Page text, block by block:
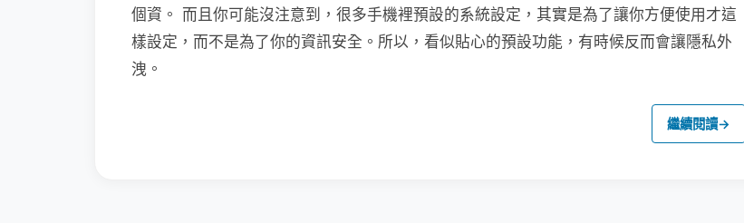
個資。 而且你可能沒注意到，很多手機裡預設的系統設定，其實是為了讓你方便使用才這
樣設定，而不是為了你的資訊安全。所以，看似貼心的預設功能，有時候反而會讓隱私外
洩。
繼續閱讀→